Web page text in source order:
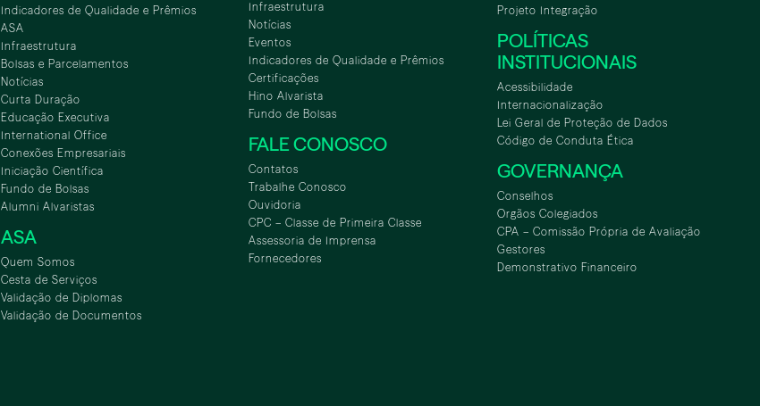
Indicadores de Qualidade e Prêmios
ASA
Infraestrutura
Bolsas e Parcelamentos
Notícias
Curta Duração
Educação Executiva
International Office
Conexões Empresariais
Iniciação Científica
Fundo de Bolsas
Alumni Alvaristas
ASA
Quem Somos
Cesta de Serviços
Validação de Diplomas
Validação de Documentos
Infraestrutura
Notícias
Eventos
Indicadores de Qualidade e Prêmios
Certificações
Hino Alvarista
Fundo de Bolsas
FALE CONOSCO
Contatos
Trabalhe Conosco
Ouvidoria
CPC – Classe de Primeira Classe
Assessoria de Imprensa
Fornecedores
Projeto Integração
POLÍTICAS
INSTITUCIONAIS
Acessibilidade
Internacionalização
Lei Geral de Proteção de Dados
Código de Conduta Ética
GOVERNANÇA
Conselhos
Orgãos Colegiados
CPA – Comissão Própria de Avaliação
Gestores
Demonstrativo Financeiro